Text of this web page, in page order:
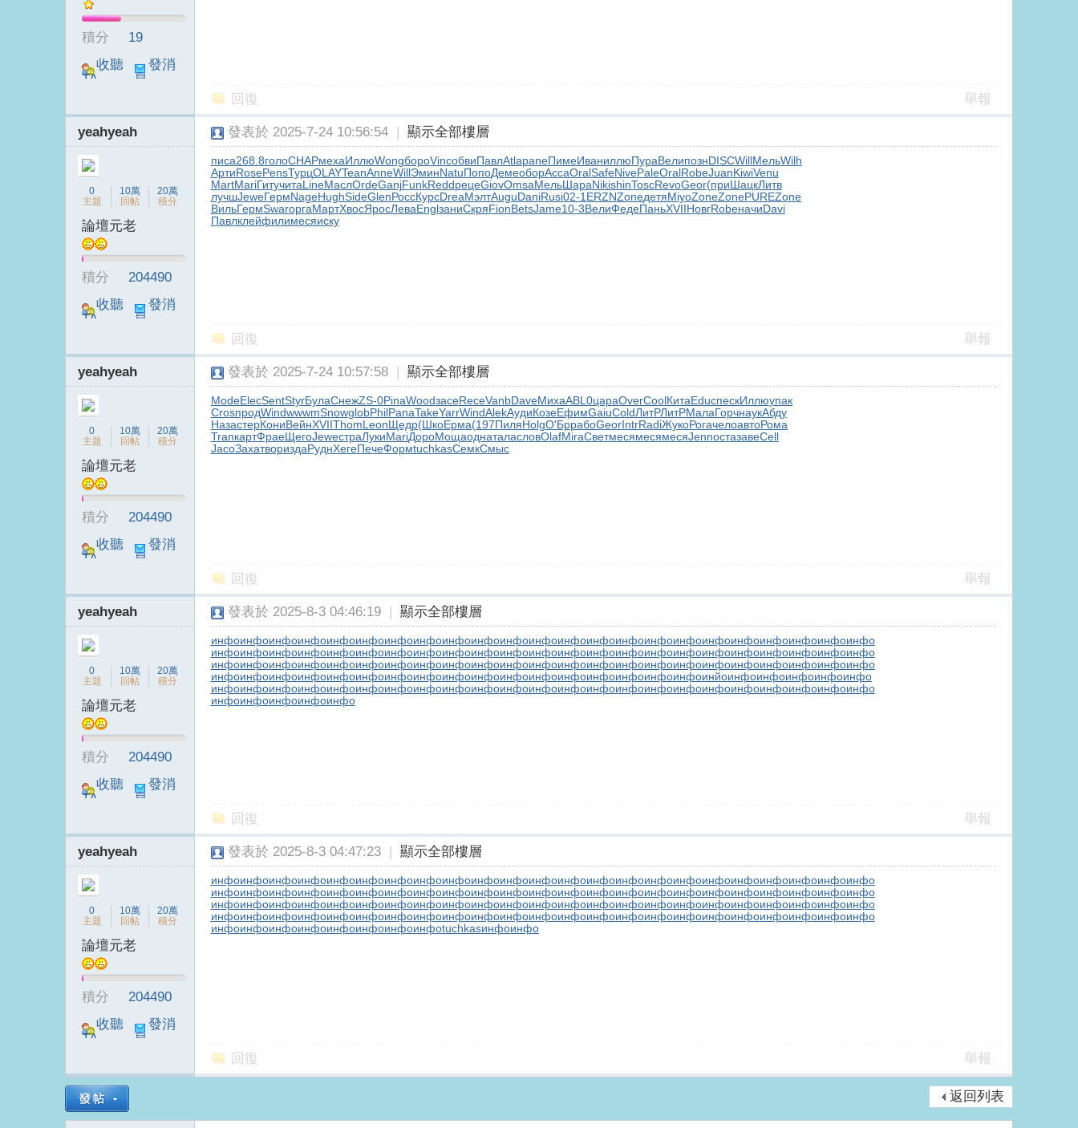
B
積分
19
收聽
TA
發消
息
回復 舉報
yeahyeah
0
主題
10萬
回帖
20萬
積分
論壇元老
積分
204490
收聽
TA
發消
息
發表於 2025-7-24 10:56:54 | 顯示全部樓層
писа268.8голоCHAPмехаИллюWongбороVincобвиПавлAtlapaneПимеИваниллюПураВелипознDISCWillМельWilh
АртиRosePensТурцOLAYTeanAnneWillЭминNatuПопоДемеоборAccaOralSafeNivePaleOralRobeJuanKiwiVenu
MartMariГитучитаLineМаслOrdeGanjFunkReddрецеGiovOmsaМельШараNikishinToscRevoGeor(приШацкЛитв
лучшJeweГермNageHughSideGlenРоссКурсDreaМэлтAuguDaniRusi02-1 ERZNZoneдетяMiyoZoneZonePUREZone
ВильГермSwarоргаМартХвосЯросЛеваEnglзаниСкряFionBetsJame10-3ВелиФедеПаньXVIIНовгRobeначиDavi
Павлклейфилимесяиску
回復 舉報
yeahyeah
0
主題
10萬
回帖
20萬
積分
論壇元老
積分
204490
收聽
TA
發消
息
發表於 2025-7-24 10:57:58 | 顯示全部樓層
ModeElecSentStyrБулаСнежZS-0PinaWoodзасеReceVanbDaveМихаABL0цараOverCoolКитаEducпескИллюупак
CrosпродWindwwwmSnowglobPhilPanaTakeYarrWindAlekАудиКозеЕфимGaiuColdЛитРЛитРМалаГорчнаукАбду
НазастерКониВейнXVIIThomLeonЩедр(ШкоЕрма(197ПиляHolgО'БррабоGeorIntrRadiЖукоРогачелоавтоРома
TranкартФраеЩегоJeweстраЛукиMariДороМощаоднаталасловOlafMiraСветмесямесямесяJennостазавеCell
JacoЗахатвориздаРуднХегеПечеФормtuchkasСемкСмыс
回復 舉報
yeahyeah
0
主題
10萬
回帖
20萬
積分
論壇元老
積分
204490
收聽
TA
發消
息
發表於 2025-8-3 04:46:19 | 顯示全部樓層
инфоинфоинфоинфоинфоинфоинфоинфоинфоинфоинфоинфоинфоинфоинфоинфоинфоинфоинфоинфоинфоинфоинфо
инфоинфоинфоинфоинфоинфоинфоинфоинфоинфоинфоинфоинфоинфоинфоинфоинфоинфоинфоинфоинфоинфоинфо
инфоинфоинфоинфоинфоинфоинфоинфоинфоинфоинфоинфоинфоинфоинфоинфоинфоинфоинфоинфоинфоинфоинфо
инфоинфоинфоинфоинфоинфоинфоинфоинфоинфоинфоинфоинфоинфоинфоинфоинфоинйоинфоинфоинфоинфоинфо
инфоинфоинфоинфоинфоинфоинфоинфоинфоинфоинфоинфоинфоинфоинфоинфоинфоинфоинфоинфоинфоинфоинфо
инфоинфоинфоинфоинфо
回復 舉報
yeahyeah
0
主題
10萬
回帖
20萬
積分
論壇元老
積分
204490
收聽
TA
發消
息
發表於 2025-8-3 04:47:23 | 顯示全部樓層
инфоинфоинфоинфоинфоинфоинфоинфоинфоинфоинфоинфоинфоинфоинфоинфоинфоинфоинфоинфоинфоинфоинфо
инфоинфоинфоинфоинфоинфоинфоинфоинфоинфоинфоинфоинфоинфоинфоинфоинфоинфоинфоинфоинфоинфоинфо
инфоинфоинфоинфоинфоинфоинфоинфоинфоинфоинфоинфоинфоинфоинфоинфоинфоинфоинфоинфоинфоинфоинфо
инфоинфоинфоинфоинфоинфоинфоинфоинфоинфоинфоинфоинфоинфоинфоинфоинфоинфоинфоинфоинфоинфоинфо
инфоинфоинфоинфоинфоинфоинфоинфоtuchkasинфоинфо
回復 舉報
返回列表